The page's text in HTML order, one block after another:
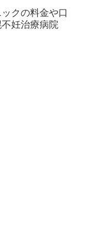
クの料金や口
妊治療病院